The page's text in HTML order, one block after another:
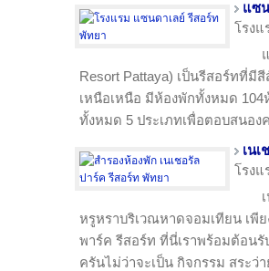
แซ
โรง
Resort Pattaya) เป็นรีสอร์ทที่
เหนือเหนือ มีห้องพักทั้งหมด
ทั้งหมด 5 ประเภทเพื่อตอบสนอง
เน
โรง
หรูหราบริเวณหาดจอมเทียน เพี
พาร์ค รีสอร์ท ที่นี่เราพร้อมต้อน
ครันไม่ว่าจะเป็น กิจกรรม สระ